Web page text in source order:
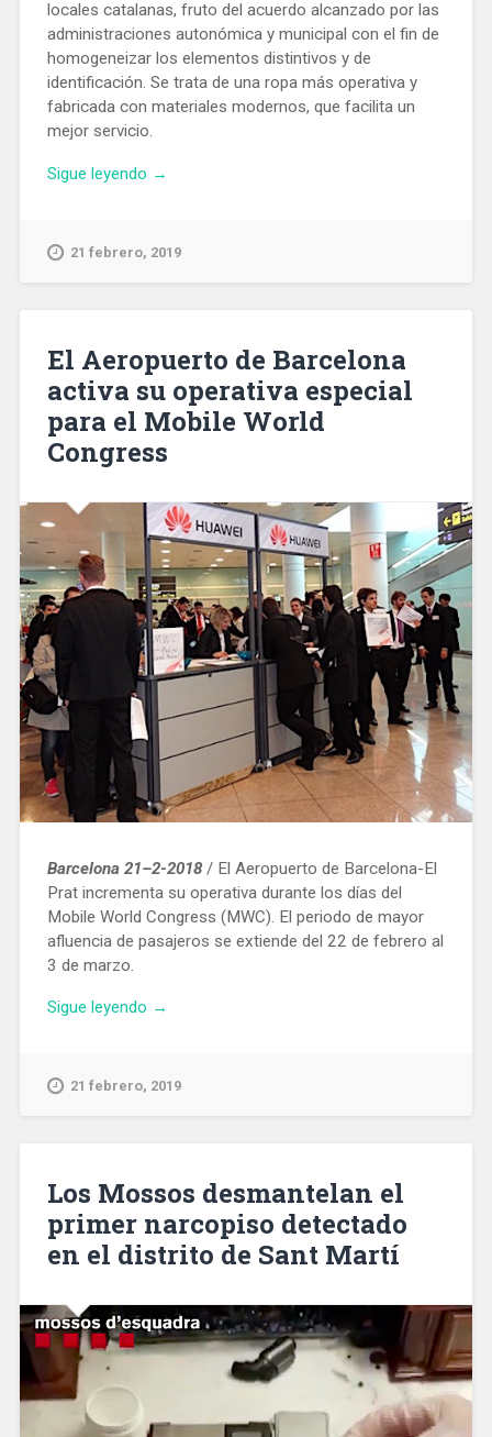
locales catalanas, fruto del acuerdo alcanzado por las
administraciones autonómica y municipal con el fin de
homogeneizar los elementos distintivos y de
identificación. Se trata de una ropa más operativa y
fabricada con materiales modernos, que facilita un
mejor servicio.
Sigue leyendo «La
de
→
21 febrero, 2019
El Aeropuerto de Barcelona
activa su operativa especial
para el Mobile World
Congress
Barcelona 21–2-2018/ El Aeropuerto de Barcelona-El
Prat incrementa su operativa durante los días del
Mobile World Congress (MWC). El periodo de mayor
afluencia de pasajeros se extiende del 22 de febrero al
3 de marzo.
Sigue leyendo «El
Barcelona
para
el
Mobile
→
21 febrero, 2019
Los Mossos desmantelan el
primer narcopiso detectado
en el distrito de Sant Martí